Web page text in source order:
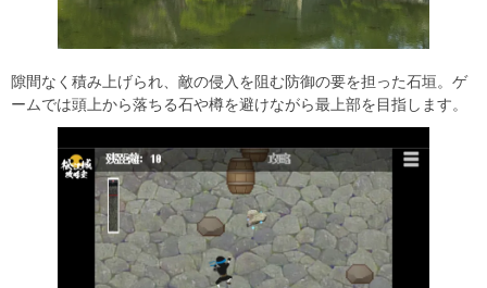
隙間なく積み上げられ、敵の侵入を阻む防御の要を担った石垣。ゲ
ームでは頭上から落ちる石や樽を避けながら最上部を目指します。